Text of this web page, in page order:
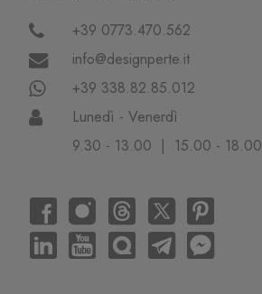
+39 0773.470.562
info@designperte.it
+39 338.82.85.012
Lunedì - Venerdì
9.30 - 13.00 | 15.00 - 18.00